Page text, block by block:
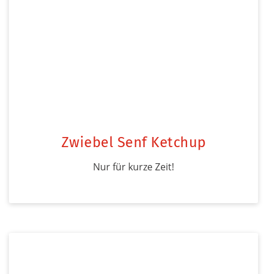
Zwiebel Senf Ketchup
Nur für kurze Zeit!